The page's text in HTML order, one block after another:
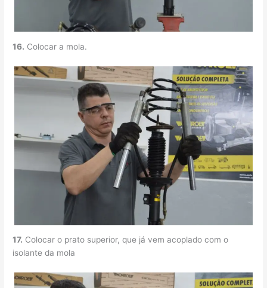
16. Colocar a mola.
17. Colocar o prato superior, que já vem acoplado com o
isolante da mola